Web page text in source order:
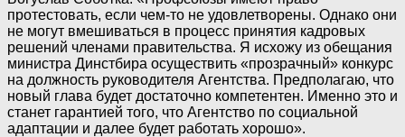
протестовать, если чем-то не удовлетворены. Однако они
не могут вмешиваться в процесс принятия кадровых
решений членами правительства. Я исхожу из обещания
министра Динстбира осуществить «прозрачный» конкурс
на должность руководителя Агентства. Предполагаю, что
новый глава будет достаточно компетентен. Именно это и
станет гарантией того, что Агентство по социальной
адаптации и далее будет работать хорошо».